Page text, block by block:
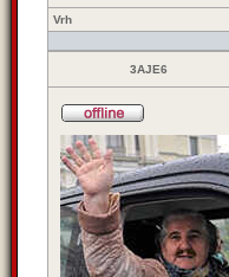
Vrh
3AJE6